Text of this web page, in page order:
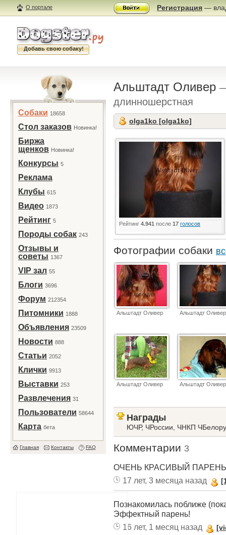
О портале Регистрация —
Добавь свою собаку!
Собаки 18658
Стол заказов Новинка!
Биржа
щенков Новинка!
Конкурсы 5
Реклама
Клубы 615
Видео 1873
Рейтинг 5
Породы собак 243
Отзывы и
советы 1367
VIP зал 55
Блоги 3696
Форум 212354
Питомники 1888
Объявления 23509
Новости 888
Статьи 2052
Клички 9913
Выставки 253
Развлечения 31
Пользователи 58644
Карта бета
Главная Контакты FAQ
Альштадт Оливер
длинношерстная
olga1ko [olga1ko]
Рейтинг 4.941 после 17 голосов
Фотографии собаки
Альштадт Оливер Альштадт Оливер
Альштадт Оливер Альштадт Оливер
Награды
ЮЧР, ЧРоссии, ЧНКП
Комментарии 3
ОЧЕНЬ КРАСИВЫЙ
17 лет, 3 месяца назад
Познакомилась поближе
Эффектный парень!
16 лет, 1 месяц назад